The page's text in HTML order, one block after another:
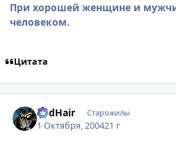
При хорошей женщине и
человеком.
Цитата
RedHair Старожилы
1 Октября, 200421 г